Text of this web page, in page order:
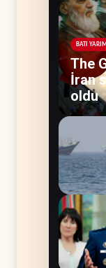
BATI
The
İran
oldu